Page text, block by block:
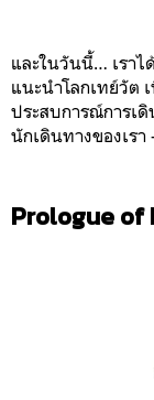
และในวันนี้… เรา
แนะนำโลกเทย์วัต
ประสบการณ์การเ
นักเดินทางของเรา
Prologue of